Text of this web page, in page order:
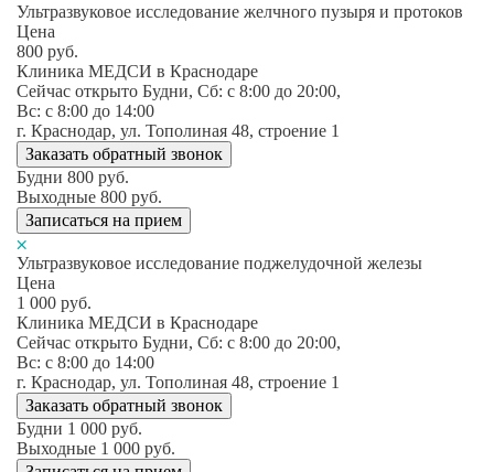
Ультразвуковое исследование желчного пузыря и протоков
Цена
800 руб.
Клиника МЕДСИ в Краснодаре
Сейчас открыто Будни, Сб: c 8:00 до 20:00,
Вс: c 8:00 до 14:00
г. Краснодар, ул. Тополиная 48, строение 1
Заказать обратный звонок
Будни 800 руб.
Выходные 800 руб.
Записаться на прием
Ультразвуковое исследование поджелудочной железы
Цена
1 000 руб.
Клиника МЕДСИ в Краснодаре
Сейчас открыто Будни, Сб: c 8:00 до 20:00,
Вс: c 8:00 до 14:00
г. Краснодар, ул. Тополиная 48, строение 1
Заказать обратный звонок
Будни 1 000 руб.
Выходные 1 000 руб.